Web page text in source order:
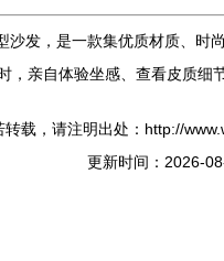
发，是一款集优质材质、
亲自体验坐感、查看皮质细
转载，请注明出处：http://
更新时间：2026-